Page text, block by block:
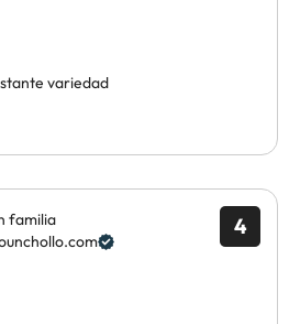
variedad
4
familia